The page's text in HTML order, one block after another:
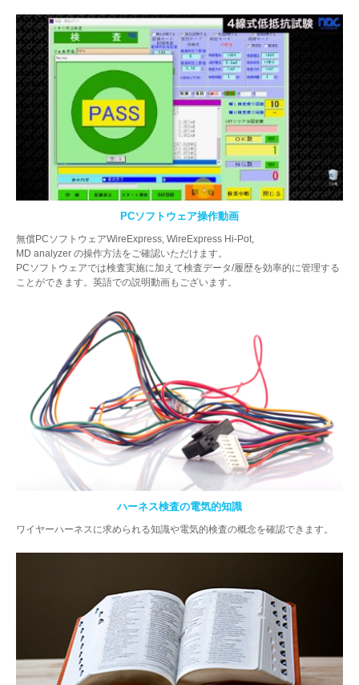
PCソフトウェア操作動画
無償PCソフトウェアWireExpress, WireExpress Hi-Pot,
MD analyzer の操作方法をご確認いただけます。
PCソフトウェアでは検査実施に加えて検査データ/履歴を効率的に管理する
ことができます。英語での説明動画もございます。
ハーネス検査の電気的知識
ワイヤーハーネスに求められる知識や電気的検査の概念を確認できます。